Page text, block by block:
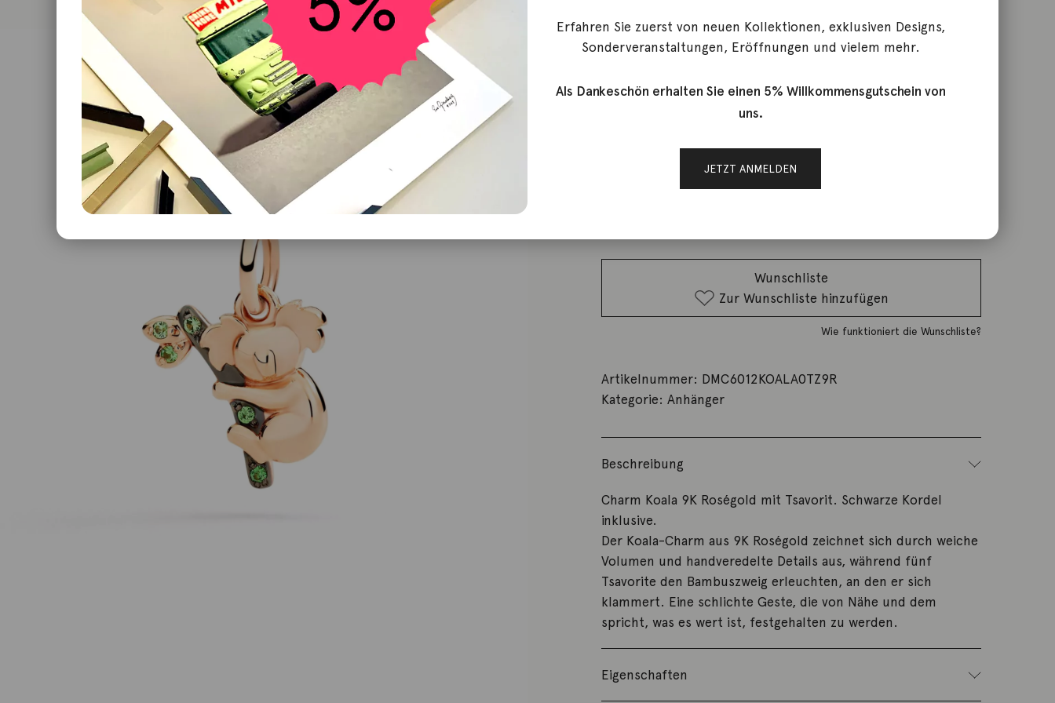
Dodo
Roségold
Tsavorit
Wunschliste
Zur Wunschliste hinzufügen
Wie funktioniert die Wunschliste?
Artikelnummer: DMC6012KOALA0TZ9R
Kategorie:Anhänger
Beschreibung
Charm Koala 9K Roségold mit Tsavorit. Schwarze Kordel
inklusive.
Der Koala-Charm aus 9K Roségold zeichnet sich durch weiche
Volumen und handveredelte Details aus, während fünf
Tsavorite den Bambuszweig erleuchten, an den er sich
klammert. Eine schlichte Geste, die von Nähe und dem
spricht, was es wert ist, festgehalten zu werden.
Eigenschaften
Erfahren Sie zuerst von neuen Kollektionen, exklusiven Designs,
Sonderveranstaltungen, Eröffnungen und vielem mehr.
Als Dankeschön erhalten Sie einen 5% Willkommensgutschein von
uns.
JETZT ANMELDEN